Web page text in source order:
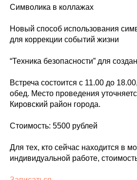
Символика в коллажах
Новый способ использования
для коррекции событий жизни
“Техника безопасности” для
Встреча состоится с 11.00 до
обед. Место проведения
Кировский район города.
Стоимость: 5500 рублей
Для тех, кто сейчас находится в
индивидуальной работе,